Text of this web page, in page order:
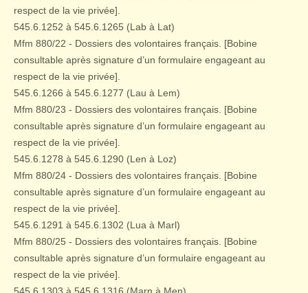
respect de la vie privée].
545.6.1252 à 545.6.1265 (Lab à Lat)
Mfm 880/22 - Dossiers des volontaires français. [Bobine
consultable après signature d’un formulaire engageant au
respect de la vie privée].
545.6.1266 à 545.6.1277 (Lau à Lem)
Mfm 880/23 - Dossiers des volontaires français. [Bobine
consultable après signature d’un formulaire engageant au
respect de la vie privée].
545.6.1278 à 545.6.1290 (Len à Loz)
Mfm 880/24 - Dossiers des volontaires français. [Bobine
consultable après signature d’un formulaire engageant au
respect de la vie privée].
545.6.1291 à 545.6.1302 (Lua à Marl)
Mfm 880/25 - Dossiers des volontaires français. [Bobine
consultable après signature d’un formulaire engageant au
respect de la vie privée].